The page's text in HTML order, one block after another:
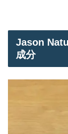
Jason
成分